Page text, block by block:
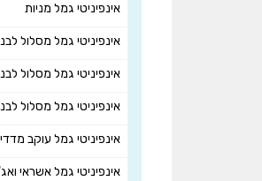
אינפיניטי גמל מניות
אינפיניטי גמל מסלול לבני 50
אינפיניטי גמל מסלול לבני 50 עד
אינפיניטי גמל מסלול לבני 60
אינפיניטי גמל עוקב
אינפיניטי גמל אשראי